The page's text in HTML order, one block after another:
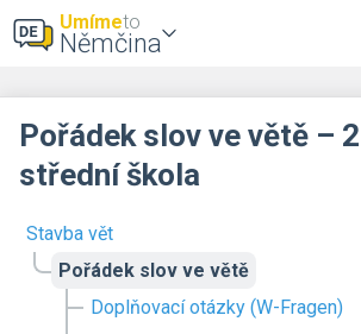
Umímeto
Němčina
Stavba vět
Pořádek slov ve větě
Doplňovací otázky (W-Fragen)
Pořádek slov ve větě –
střední škola